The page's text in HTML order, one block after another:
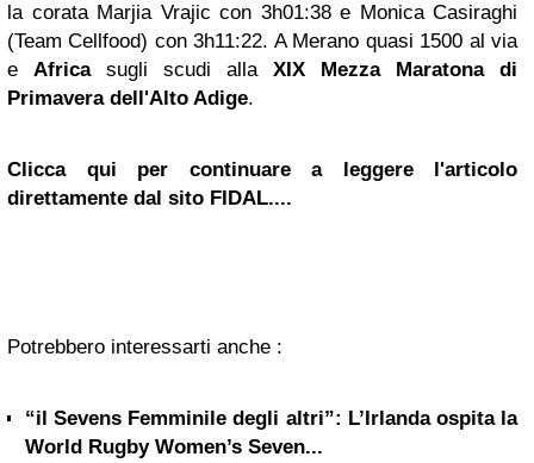
la corata Marjia Vrajic con 3h01:38 e Monica Casiraghi
(Team Cellfood) con 3h11:22. A Merano quasi 1500 al via
e Africasugli scudi alla XIX Mezza Maratona di
Primavera dell'Alto Adige.
Clicca qui per continuare a leggere l'articolo
direttamente dal sito FIDAL....
Potrebbero interessarti anche :
“il Sevens Femminile degli altri”: L’Irlanda ospita la
World Rugby Women’s Seven...